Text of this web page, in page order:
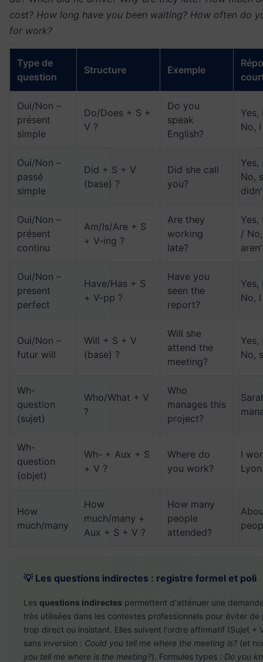
cost? How long have you been waiting? How often do
for work?
Type de
question
Structure Exemple
Oui/Non –
présent
simple
Do/Does + S +
V ?
Do you
speak
English?
Yes,
No,
Oui/Non –
passé
simple
Did + S + V
(base) ?
Did she call
you?
Yes,
No,
Oui/Non –
présent
continu
Am/Is/Are + S
+ V-ing ?
Are they
working
late?
Yes,
/
Oui/Non –
present
perfect
Have/Has + S
+ V-pp ?
Have you
seen the
report?
Yes,
No,
Oui/Non –
futur will
Will + S + V
(base) ?
Will she
attend the
meeting?
No,
Wh-
question
(sujet)
Who/What + V
?
Who
manages this
project?
Wh-
question
(objet)
Wh- + Aux + S
+ V ?
Where do
you work?
I
How
much/many
How
much/many +
Aux + S + V ?
How many
people
attended?
💡 Les questions indirectes : registre formel et poli
Les questions indirectes permettent d'atténuer une
très utilisées dans les contextes professionnels pour éviter de
trop direct ou insistant. Elles suivent l'ordre affirmatif (Sujet +
sans inversion : Could you tell me where the meeting is? (et
you tell me where is the meeting?). Formules types : Do you